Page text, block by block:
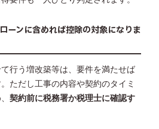
ーンに含めれば控除の対象になりま
行う増改築等は、要件を満たせば
ただし工事の内容や契約のタイミ
契約前に税務署か税理士に確認す